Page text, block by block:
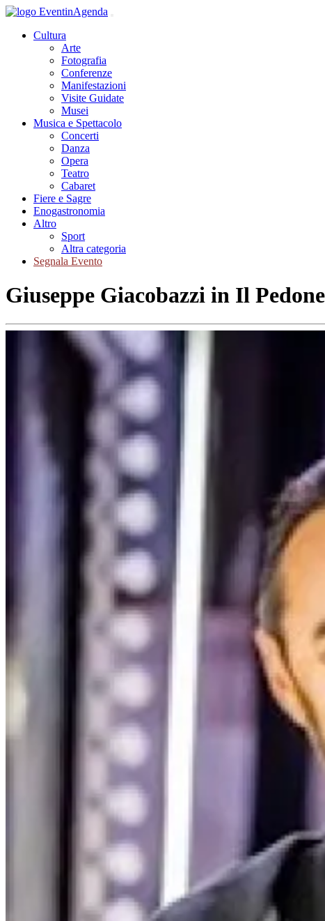
Cultura
Arte
Fotografia
Conferenze
Manifestazioni
Visite Guidate
Musei
Musica e Spettacolo
Concerti
Danza
Opera
Teatro
Cabaret
Fiere e Sagre
Enogastronomia
Altro
Sport
Altra categoria
Segnala Evento
Giuseppe Giacobazzi in Il